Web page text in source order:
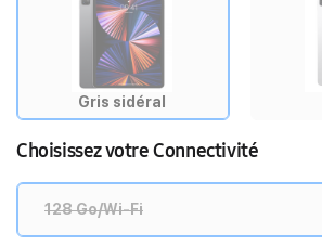
Gris sidéral
Choisissez votre Connectivité
128 Go/Wi-Fi